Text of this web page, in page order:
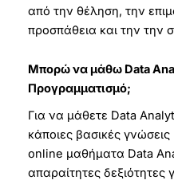
από την θέληση, την
προσπάθεια και την την
Μπορώ να μάθω Data
Προγραμματισμό;
Για να μάθετε Data
κάποιες βασικές
online μαθήματα Data
απαραίτητες δεξιότητες